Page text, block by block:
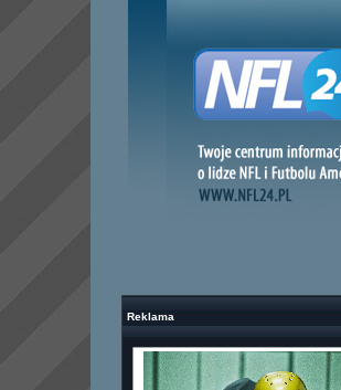
Reklama